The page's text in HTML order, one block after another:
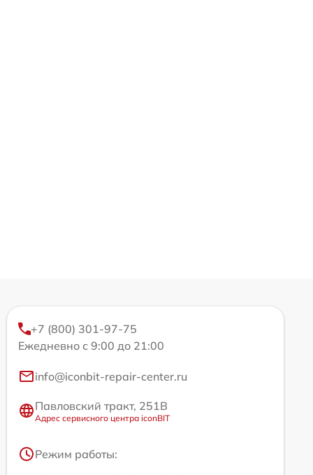
+7 (800) 301-97-75
Ежедневно с 9:00 до 21:00
info@iconbit-repair-center.ru
Павловский тракт, 251В
Адрес сервисного центра iconBIT
Режим работы: